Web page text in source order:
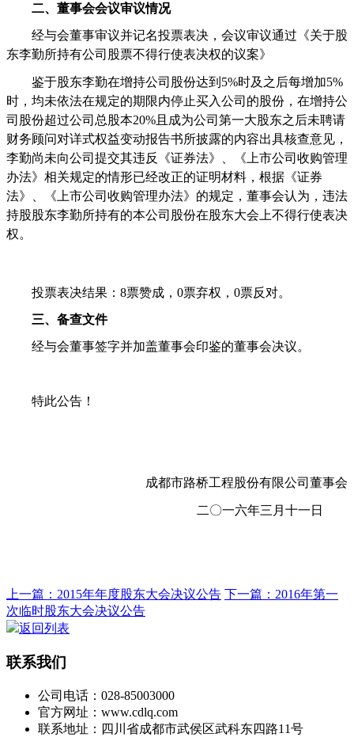
二、董事会会议审议情况
经与会董事审议并记名投票表决，会议审议通过《关于股
东李勤所持有公司股票不得行使表决权的议案》
鉴于股东李勤在增持公司股份达到 5%时及之后每增加5%
时，均未依法在规定的期限内停止买入公司的股份，在增持公
司股份超过公司总股本20% 且成为公司第一大股东之后未聘请
财务顾问对详式权益变动报告书所披露的内容出具核查意见，
李勤尚未向公司提交其违反《证券法》、《上市公司收购管理
办法》相关规定的情形已经改正的证明材料，根据《证券
法》、《上市公司收购管理办法》的规定，董事会认为，违法
持股股东李勤所持有的本公司股份在股东大会上不得行使表决
权。
投票表决结果： 8票赞成， 0票弃权， 0票反对。
三、备查文件
经与会董事签字并加盖董事会印鉴的董事会决议。
特此公告！
成都市路桥工程股份有限公司董事会
二〇一六年三月十一日
上一篇：2015年年度股东大会决议公告 下一篇：2016年第一
次临时股东大会决议公告
返回列表
联系我们
公司电话：028-85003000
官方网址：www.cdlq.com
联系地址：四川省成都市武侯区武科东四路11号